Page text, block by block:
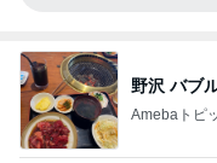
野沢 バブ
Amebaトピ